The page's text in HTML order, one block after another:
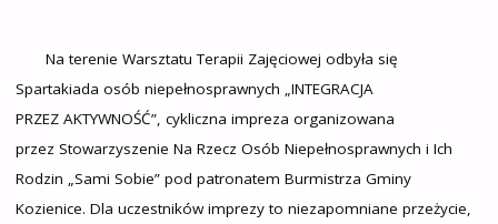
Na terenie Warsztatu Terapii Zajęciowej odbyła się
Spartakiada osób niepełnosprawnych „INTEGRACJA
PRZEZ AKTYWNOŚĆ”, cykliczna impreza organizowana
przez Stowarzyszenie Na Rzecz Osób Niepełnosprawnych i Ich
Rodzin „Sami Sobie” pod patronatem Burmistrza Gminy
Kozienice. Dla uczestników imprezy to niezapomniane przeżycie,